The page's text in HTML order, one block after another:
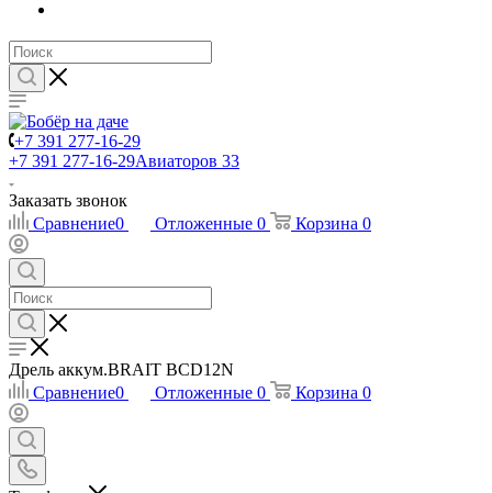
+7 391 277-16-29
+7 391 277-16-29Авиаторов 33
Заказать звонок
Сравнение0 Отложенные 0 Корзина 0
Дрель аккум.BRAIT BCD12N
Сравнение0 Отложенные 0 Корзина 0